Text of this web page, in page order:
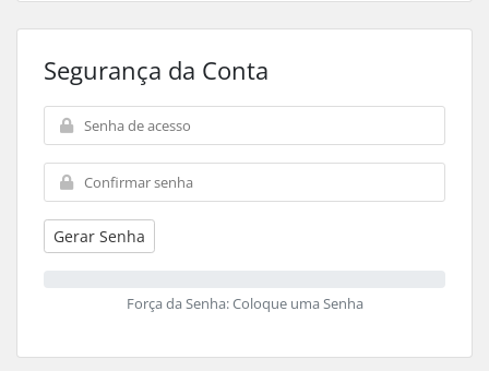
Segurança da Conta
Gerar Senha
Força da Senha: Coloque uma Senha